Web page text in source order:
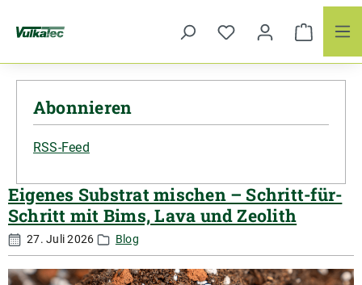
Abonnieren
RSS-Feed
Eigenes Substrat mischen – Schritt-für-
Schritt mit Bims, Lava und Zeolith
27. Juli 2026 Blog